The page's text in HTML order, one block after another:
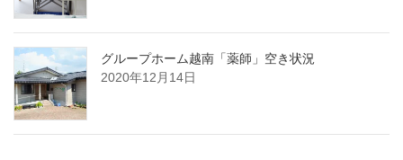
グループホーム越南「薬師」空き状況
2020年12月14日